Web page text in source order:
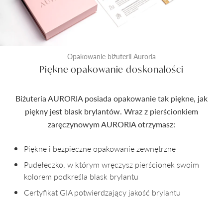
Opakowanie biżuterii Auroria
Piękne opakowanie doskonałości
Biżuteria AURORIA posiada opakowanie tak piękne, jak
piękny jest blask brylantów. Wraz z pierścionkiem
zaręczynowym AURORIA otrzymasz:
Piękne i bezpieczne opakowanie zewnętrzne
Pudełeczko, w którym wręczysz pierścionek swoim
kolorem podkreśla blask brylantu
Certyfikat GIA potwierdzający jakość brylantu